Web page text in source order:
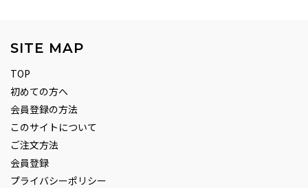
SITE MAP
TOP
初めての方へ
会員登録の方法
このサイトについて
ご注文方法
会員登録
プライバシーポリシー